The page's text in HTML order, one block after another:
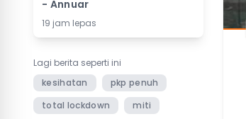
- Annuar
19 jam lepas
Lagi berita seperti ini
kesihatan
pkp penuh
total lockdown
miti